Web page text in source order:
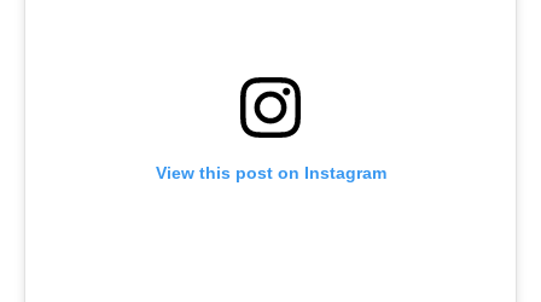
View this post on Instagram